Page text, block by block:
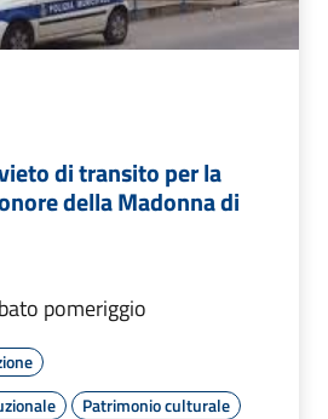
di transito per la
della Madonna di
pomeriggio
Patrimonio culturale